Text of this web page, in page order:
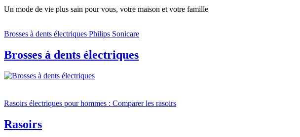
Un mode de vie plus sain pour vous, votre maison et votre famille
Brosses à dents électriques Philips Sonicare
Brosses à dents électriques
Rasoirs électriques pour hommes : Comparer les rasoirs
Rasoirs